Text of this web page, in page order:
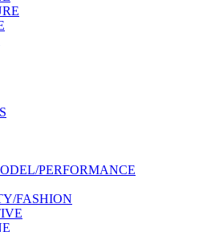
PERFORMANCE
FASHION